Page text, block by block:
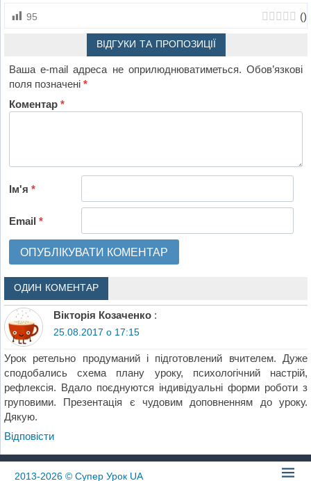
95 ()
ВІДГУКИ ТА ПРОПОЗИЦІЇ
Ваша e-mail адреса не оприлюднюватиметься. Обов’язкові
поля позначені*
Коментар*
Ім'я*
Email*
ОДИН КОМЕНТАР
Вікторія Козаченко :
25.08.2017 о 17:15
Урок ретельно продуманий і підготовлений вчителем. Дуже
сподобались схема плану уроку, психологічний настрій,
рефлексія. Вдало поєднуются індивідуальні форми роботи з
груповими. Презентація є чудовим доповненням до уроку.
Дякую.
Відповіcти
2013-2026 © Супер Урок UA